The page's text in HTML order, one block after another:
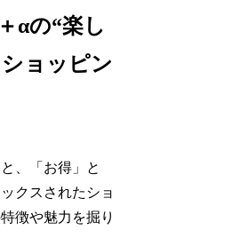
αの“楽し
ョッピン
、「お得」と
クスされたショ
徴や魅力を掘り